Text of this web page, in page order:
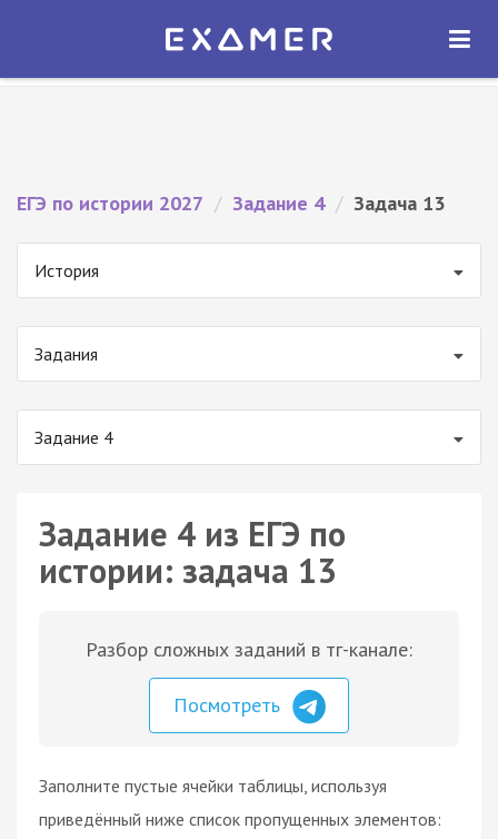
Экзамер — ЕГЭ 2027
ОТКРЫТЬ
ЕГЭ по истории 2027 / Задание 4 / Задача 13
История
Задания
Задание 4
Задание 4 из ЕГЭ по
истории: задача 13
Разбор сложных заданий в тг-канале:
Посмотреть
Заполните пустые ячейки таблицы, используя
приведённый ниже список пропущенных элементов: